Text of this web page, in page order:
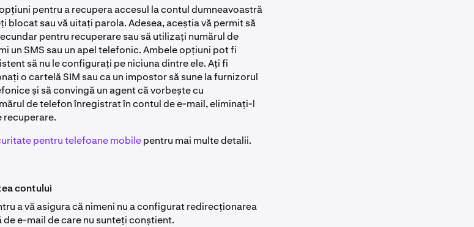
pentru a recupera accesul la contul dumneavoastră
blocat sau vă uitați parola. Adesea, aceștia vă permit să
pentru recuperare sau să utilizați numărul de
un SMS sau un apel telefonic. Ambele opțiuni pot fi
să nu le configurați pe niciuna dintre ele. Ați fi
o cartelă SIM sau ca un impostor să sune la furnizorul
și să convingă un agent că vorbește cu
de telefon înregistrat în contul de e-mail, eliminați-l
recuperare.
pentru telefoane mobilepentru mai multe detalii.
contului
a vă asigura că nimeni nu a configurat redirecționarea
e-mail de care nu sunteți conștient.